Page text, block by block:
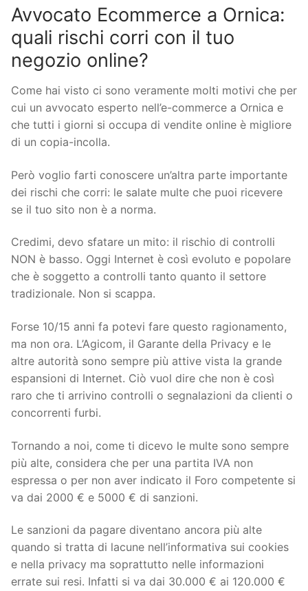
Avvocato Ecommerce a Ornica:
quali rischi corri con il tuo
negozio online?
Come hai visto ci sono veramente molti motivi che per
cui un avvocato esperto nell’e-commerce a Ornica e
che tutti i giorni si occupa di vendite online è migliore
di un copia-incolla.
Però voglio farti conoscere un’altra parte importante
dei rischi che corri: le salate multe che puoi ricevere
se il tuo sito non è a norma.
Credimi, devo sfatare un mito: il rischio di controlli
NON è basso. Oggi Internet è così evoluto e popolare
che è soggetto a controlli tanto quanto il settore
tradizionale. Non si scappa.
Forse 10/15 anni fa potevi fare questo ragionamento,
ma non ora. L’Agicom, il Garante della Privacy e le
altre autorità sono sempre più attive vista la grande
espansioni di Internet. Ciò vuol dire che non è così
raro che ti arrivino controlli o segnalazioni da clienti o
concorrenti furbi.
Tornando a noi, come ti dicevo le multe sono sempre
più alte, considera che per una partita IVA non
espressa o per non aver indicato il Foro competente si
va dai 2000 € e 5000 € di sanzioni.
Le sanzioni da pagare diventano ancora più alte
quando si tratta di lacune nell’informativa sui cookies
e nella privacy ma soprattutto nelle informazioni
errate sui resi. Infatti si va dai 30.000 € ai 120.000 €